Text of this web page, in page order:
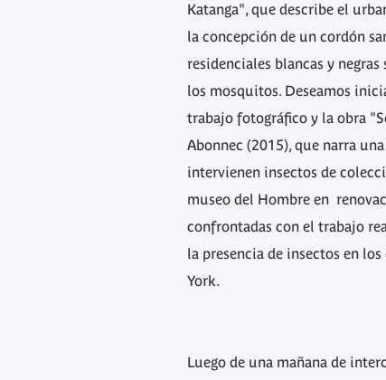
Katanga", que describe el
la concepción de un cordón
residenciales blancas y
los mosquitos. Deseamos
trabajo fotográfico y la obra
Abonnec (2015), que narra
intervienen insectos de
museo del Hombre en
confrontadas con el trabajo
la presencia de insectos en
York.
Luego de una mañana de